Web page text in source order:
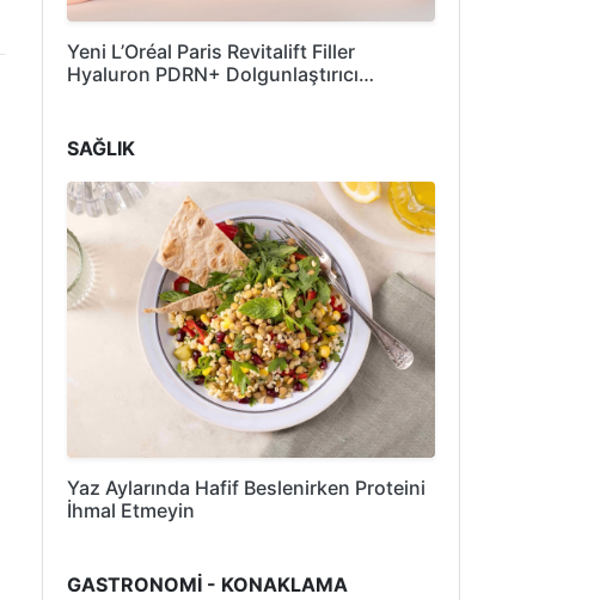
Yeni L’Oréal Paris Revitalift Filler
Hyaluron PDRN+ Dolgunlaştırıcı…
SAĞLIK
Yaz Aylarında Hafif Beslenirken Proteini
İhmal Etmeyin
GASTRONOMİ - KONAKLAMA